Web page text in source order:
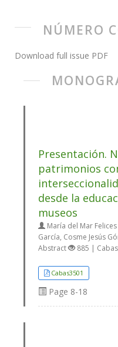
NÚMERO
Download full issue PDF
Presentación.
patrimonios
desde la
museos
María del Mar
García, Cosme Jesús
Abstract
885 |
Cabas3501
Page 8-18